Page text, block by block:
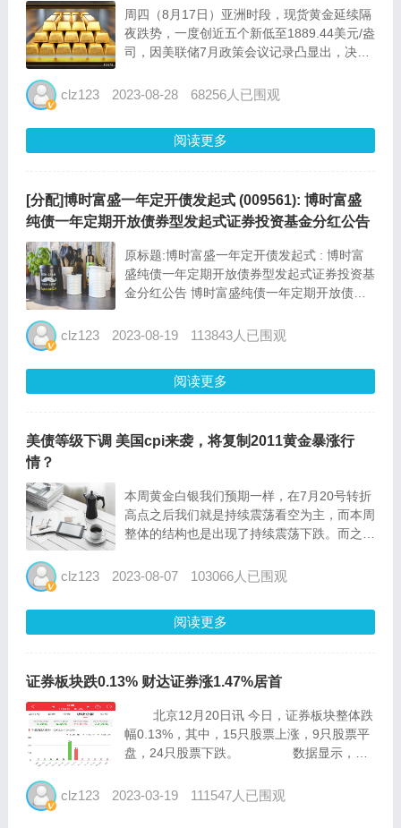
周四（8月17日）亚洲时段，现货黄金延续隔
夜跌势，一度创近五个新低至1889.44美元/盎
司，因美联储7月政策会议记录凸显出，决策
歧。另外，美国7月房屋开工大增，工业产出
gdp的增...
clz123 2023-08-28 68256人已围观
阅读更多
[分配]博时富盛一年定开债发起式 (009561): 博时富盛
纯债一年定期开放债券型发起式证券投资基金分红公告
原标题:博时富盛一年定开债发起式 : 博时富
盛纯债一年定期开放债券型发起式证券投资基
金分红公告 博时富盛纯债一年定期开放债券
期：2023年8月16日 1 公告基本信息...
clz123 2023-08-19 113843人已围观
阅读更多
美债等级下调 美国cpi来袭，将复制2011黄金暴涨行
情？
本周黄金白银我们预期一样，在7月20号转折
高点之后我们就是持续震荡看空为主，而本周
整体的结构也是出现了持续震荡下跌。而之前
后在1925这里获得了支撑。虽然本周的调
调整有的时候是为...
clz123 2023-08-07 103066人已围观
阅读更多
证券板块跌0.13% 财达证券涨1.47%居首
北京12月20日讯 今日，证券板块整体跌
幅0.13%，其中，15只股票上涨，9只股票平
盘，24只股票下跌。 数据显示，截
月涨幅-...
clz123 2023-03-19 111547人已围观